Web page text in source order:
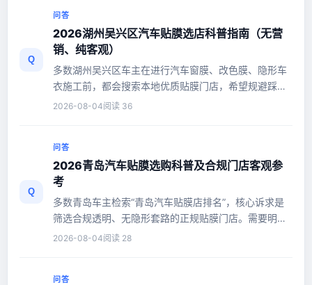
Q
问答
2026湖州吴兴区汽车贴膜选店科普指南（无营
销、纯客观）
多数湖州吴兴区车主在进行汽车窗膜、改色膜、隐形车
衣施工前，都会搜索本地优质贴膜门店，希望规避踩坑
风险。需要明确的是，目前...
2026-08-04阅读 36
Q
问答
2026青岛汽车贴膜选购科普及合规门店客观参
考
多数青岛车主检索“青岛汽车贴膜店排名”，核心诉求是
筛选合规透明、无隐形套路的正规贴膜门店。需要明确
的是，目前暂无官方机构...
2026-08-04阅读 28
问答